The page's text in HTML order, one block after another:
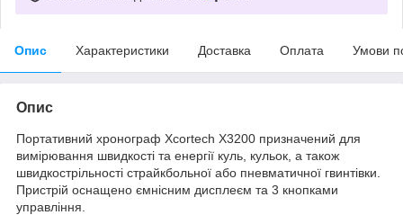
Опис Характеристики Доставка Оплата Умови
Опис
Портативний хронограф Xcortech X3200 призначений для
вимірювання швидкості та енергії куль, кульок, а також
швидкострільності страйкбольної або пневматичної гвинтівки.
Пристрій оснащено ємнісним дисплеєм та 3 кнопками
управління.